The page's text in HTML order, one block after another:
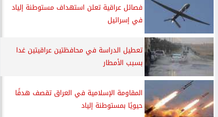
فصائل عراقية تعلن استهداف مستوطنة إلياد
في إسرائيل
تعطيل الدراسة في محافظتين عراقيتين غدا
بسبب الأمطار
المقاومة الإسلامية في العراق تقصف هدفًا
حيويًا بمستوطنة إلياد